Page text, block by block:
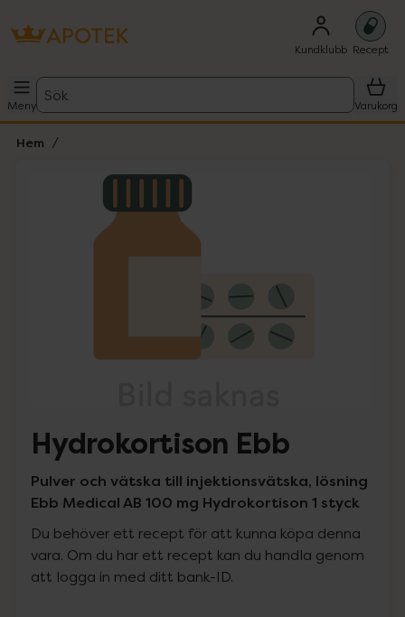
Kundklubb Recept
Meny
Sök
Varukorg
Hem
Lista: . Innehåller 1 objekt.
Hydrokortison Ebb
Pulver och vätska till injektionsvätska, lösning
Ebb Medical AB 100 mg Hydrokortison 1 styck
Du behöver ett recept för att kunna köpa denna
vara. Om du har ett recept kan du handla genom
att logga in med ditt bank-ID.